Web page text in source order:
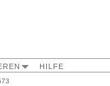
HILFE